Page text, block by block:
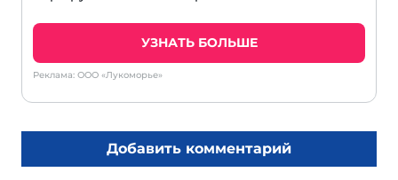
УЗНАТЬ БОЛЬШЕ
Реклама: ООО «Лукоморье»
Добавить комментарий